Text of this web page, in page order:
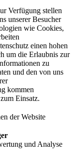
Verfügung stellen
unserer Besucher
wie Cookies,
einen hohen
um die Erlaubnis zur
zu
und den von uns
kommen
Einsatz.
der Website
und Analyse